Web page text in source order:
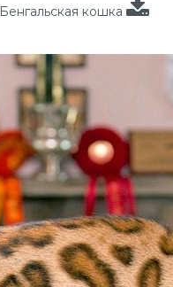
Бенгальская кошка